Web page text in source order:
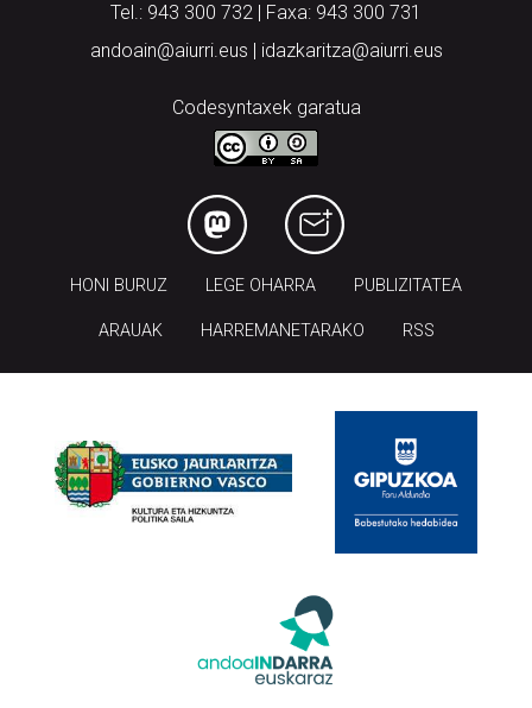
Tel.: 943 300 732 | Faxa: 943 300 731
andoain@aiurri.eus | idazkaritza@aiurri.eus
Codesyntaxek garatua
HONI BURUZ LEGE OHARRA PUBLIZITATEA
ARAUAK HARREMANETARAKO RSS